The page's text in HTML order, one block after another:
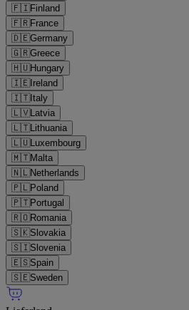
🇫🇮Finland
🇫🇷France
🇩🇪Germany
🇬🇷Greece
🇭🇺Hungary
🇮🇪Ireland
🇮🇹Italy
🇱🇻Latvia
🇱🇹Lithuania
🇱🇺Luxembourg
🇲🇹Malta
🇳🇱Netherlands
🇵🇱Poland
🇵🇹Portugal
🇷🇴Romania
🇸🇰Slovakia
🇸🇮Slovenia
🇪🇸Spain
🇸🇪Sweden